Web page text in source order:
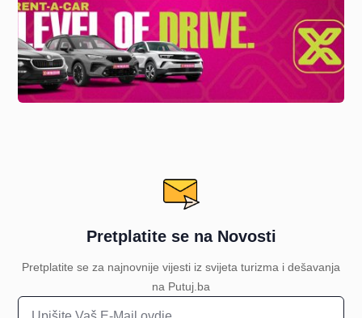
Pretplatite se na Novosti
Pretplatite se za najnovnije vijesti iz svijeta turizma i dešavanja
na Putuj.ba